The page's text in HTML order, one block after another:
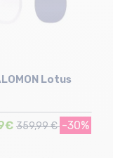
Lotus
359,99 € -30%